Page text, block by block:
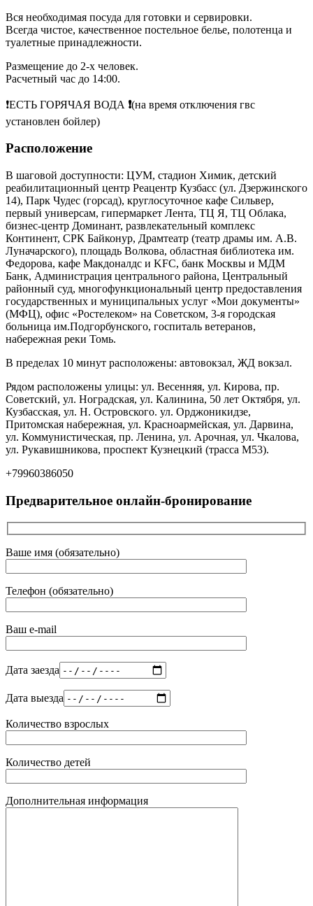
Вся необходимая посуда для готовки и сервировки.
Всегда чистое, качественное постельное белье, полотенца и
туалетные принадлежности.
Размещение до 2-х человек.
Расчетный час до 14:00.
❗️ЕСТЬ ГОРЯЧАЯ ВОДА ❗️(на время отключения гвс
установлен бойлер)
Расположение
В шаговой доступности: ЦУМ, стадион Химик, детский
реабилитационный центр Реацентр Кузбасс (ул. Дзержинского
14), Парк Чудес (горсад), круглосуточное кафе Сильвер,
первый универсам, гипермаркет Лента, ТЦ Я, ТЦ Облака,
бизнес-центр Доминант, развлекательный комплекс
Континент, СРК Байконур, Драмтеатр (театр драмы им. А.В.
Луначарского), площадь Волкова, областная библиотека им.
Федорова, кафе Макдоналдс и KFC, банк Москвы и МДМ
Банк, Администрация центрального района, Центральный
районный суд, многофункциональный центр предоставления
государственных и муниципальных услуг «Мои документы»
(МФЦ), офис «Ростелеком» на Советском, 3-я городская
больница им.Подгорбунского, госпиталь ветеранов,
набережная реки Томь.
В пределах 10 минут расположены: автовокзал, ЖД вокзал.
Рядом расположены улицы: ул. Весенняя, ул. Кирова, пр.
Советский, ул. Ноградская, ул. Калинина, 50 лет Октября, ул.
Кузбасская, ул. Н. Островского. ул. Орджоникидзе,
Притомская набережная, ул. Красноармейская, ул. Дарвина,
ул. Коммунистическая, пр. Ленина, ул. Арочная, ул. Чкалова,
ул. Рукавишникова, проспект Кузнецкий (трасса М53).
+79960386050
Предварительное онлайн-бронирование
Ваше имя (обязательно)
Телефон (обязательно)
Ваш e-mail
Дата заезда
Дата выезда
Количество взрослых
Количество детей
Дополнительная информация